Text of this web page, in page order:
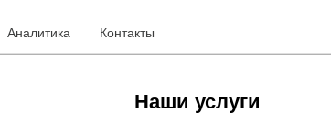
Аналитика Контакты
Наши услуги